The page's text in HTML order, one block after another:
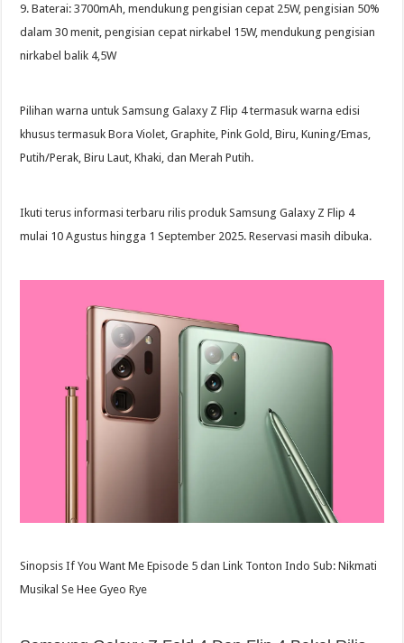
9. Baterai: 3700mAh, mendukung pengisian cepat 25W, pengisian 50%
dalam 30 menit, pengisian cepat nirkabel 15W, mendukung pengisian
nirkabel balik 4,5W
Pilihan warna untuk Samsung Galaxy Z Flip 4 termasuk warna edisi
khusus termasuk Bora Violet, Graphite, Pink Gold, Biru, Kuning/Emas,
Putih/Perak, Biru Laut, Khaki, dan Merah Putih.
Ikuti terus informasi terbaru rilis produk Samsung Galaxy Z Flip 4
mulai 10 Agustus hingga 1 September 2025. Reservasi masih dibuka.
Sinopsis If You Want Me Episode 5 dan Link Tonton Indo Sub: Nikmati
Musikal Se Hee Gyeo Rye